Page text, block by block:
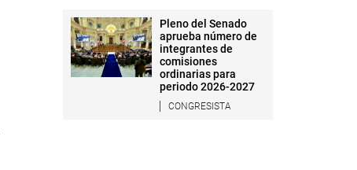
Pleno del Senado
aprueba número de
integrantes de
comisiones
ordinarias para
periodo 2026-2027
CONGRESISTA